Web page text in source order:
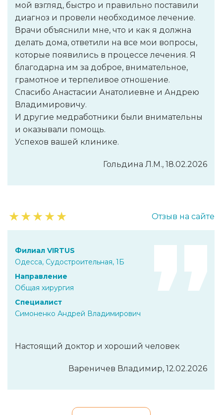
мой взгляд, быстро и правильно поставили
диагноз и провели необходимое лечение.
Врачи объяснили мне, что и как я должна
делать дома, ответили на все мои вопросы,
которые появились в процессе лечения. Я
благодарна им за доброе, внимательное,
грамотное и терпеливое отношение.
Спасибо Анастасии Анатолиевне и Андрею
Владимировичу.
И другие медработники были внимательны
и оказывали помощь.
Успехов вашей клинике.
Гольдина Л.М., 18.02.2026
★★★★★ Отзыв на сайте
Филиал VIRTUS
Одесса, Судостроительная, 1Б
Направление
Общая хирургия
Специалист
Симоненко Андрей Владимирович
Настоящий доктор и хороший человек
Вареничев Владимир, 12.02.2026